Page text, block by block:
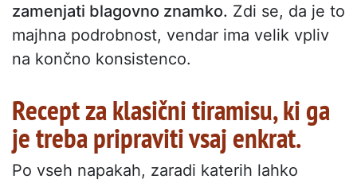
zamenjati blagovno znamko. Zdi se, da je to
majhna podrobnost, vendar ima velik vpliv
na končno konsistenco.
Recept za klasični tiramisu, ki ga
je treba pripraviti vsaj enkrat.
Po vseh napakah, zaradi katerih lahko